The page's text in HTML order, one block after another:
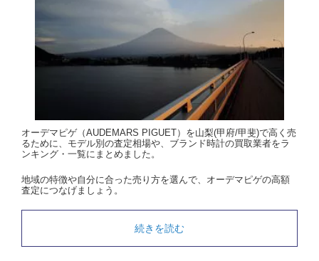
オーデマピゲ（AUDEMARS PIGUET）を山梨(甲府/甲斐)で高く売
るために、モデル別の査定相場や、ブランド時計の買取業者をラ
ンキング・一覧にまとめました。
地域の特徴や自分に合った売り方を選んで、オーデマピゲの高額
査定につなげましょう。
続きを読む